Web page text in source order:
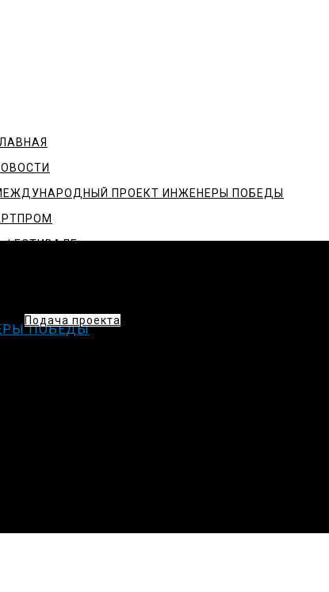
ПРОЕКТ ИНЖЕНЕРЫ ПОБЕДЫ
ФЕСТИВАЛЕ
Подача проекта
ПОБЕДЫ